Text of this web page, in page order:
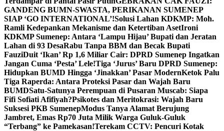
GANDENG BUMN-SWASTA, PERIKANAN SUMENEP
SIAP ‘GO INTERNATIONAL’!Solusi Lahan KDKMP: Moh.
Ramli Kedepankan Mekanisme dan Ketertiban AsetIroni
KDKMP Sumenep: Antara ‘Lampu Hijau’ Bupati dan Jeratan
Lahan di 93 DesaRabu Tanpa BBM dan Becak Bupati
FauziDuit ‘Ikan’ Rp 1,6 Miliar Cair: DPRD Sumenep Ingatkan
Jangan Cuma ‘Pesta’ Lele!Tiga ‘Jurus’ Baru DPRD Sumenep:
Hidupkan BUMD Hingga ‘Jinakkan’ Pasar ModernKetok Palu
Tiga Raperda: Antara Proteksi Pasar dan Wajah Baru
BUMDSatu-Satunya Perempuan di Pusaran Muscab: Siapa
Fifi Sofiati Afifiyah?Psikotes dan Meritokrasi: Wajah Baru
Suksesi PKB SumenepModus Tanya Alamat Berujung
Jambret, Emas Rp70 Juta Milik Warga Guluk-Guluk
“Terbang” ke Pamekasan!Terekam CCTV: Pencuri Kotak